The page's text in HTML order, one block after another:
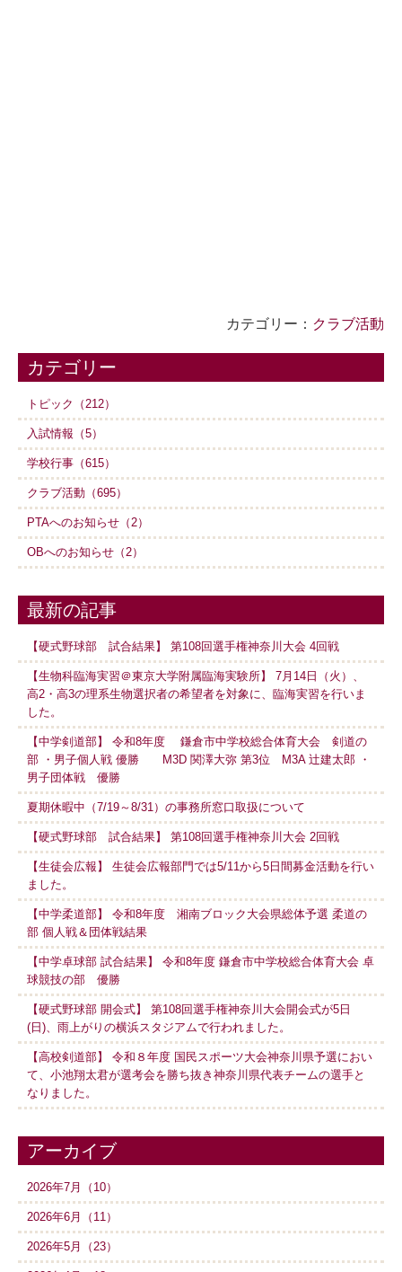
カテゴリー： クラブ活動
カテゴリー
トピック（212）
入試情報（5）
学校行事（615）
クラブ活動（695）
PTAへのお知らせ（2）
OBへのお知らせ（2）
最新の記事
【硬式野球部 試合結果】 第108回選手権神奈川大会 4回戦
【生物科臨海実習＠東京大学附属臨海実験所】 7月14日（火）、
高2・高3の理系生物選択者の希望者を対象に、臨海実習を行いま
した。
【中学剣道部】 令和8年度 鎌倉市中学校総合体育大会 剣道の
部 ・男子個人戦 優勝 M3D 関澤大弥 第3位 M3A 辻建太郎 ・
男子団体戦 優勝
夏期休暇中（7/19～8/31）の事務所窓口取扱について
【硬式野球部 試合結果】 第108回選手権神奈川大会 2回戦
【生徒会広報】 生徒会広報部門では5/11から5日間募金活動を行い
ました。
【中学柔道部】 令和8年度 湘南ブロック大会県総体予選 柔道の
部 個人戦＆団体戦結果
【中学卓球部 試合結果】 令和8年度 鎌倉市中学校総合体育大会 卓
球競技の部 優勝
【硬式野球部 開会式】 第108回選手権神奈川大会開会式が5日
(日)、雨上がりの横浜スタジアムで行われました。
【高校剣道部】 令和８年度 国民スポーツ大会神奈川県予選におい
て、小池翔太君が選考会を勝ち抜き神奈川県代表チームの選手と
なりました。
アーカイブ
2026年7月（10）
2026年6月（11）
2026年5月（23）